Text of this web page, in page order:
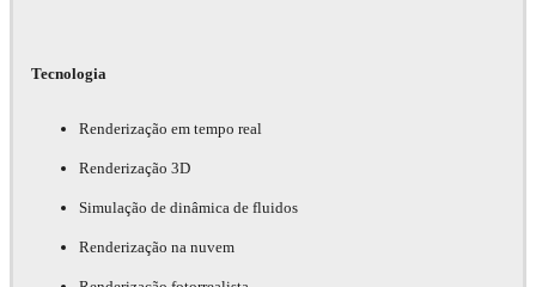
Tecnologia
Renderização em tempo real
Renderização 3D
Simulação de dinâmica de fluidos
Renderização na nuvem